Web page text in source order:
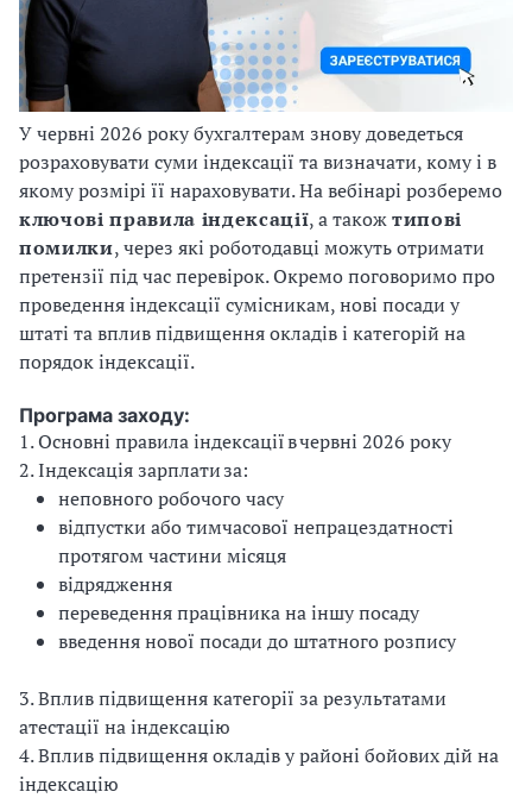
У червні 2026 року бухгалтерам знову доведеться
розраховувати суми індексації та визначати, кому і в
якому розмірі її нараховувати. На вебінарі розберемо
ключові правила індексації, а такожтипові
помилки, через які роботодавці можуть отримати
претензії під час перевірок. Окремо поговоримо про
проведення індексації сумісникам, нові посади у
штаті та вплив підвищення окладів і категорій на
порядок індексації.
Програма заходу:
1. Основні правила індексації в червні 2026 року
2. Індексація зарплати за:
неповного робочого часу
відпустки або тимчасової непрацездатності
протягом частини місяця
відрядження
переведення працівника на іншу посаду
введення нової посади до штатного розпису
3. Вплив підвищення категорії за результатами
атестації на індексацію
4. Вплив підвищення окладів у районі бойових дій на
індексацію